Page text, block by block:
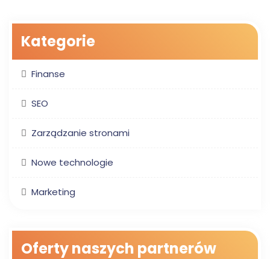
Kategorie
Finanse
SEO
Zarządzanie stronami
Nowe technologie
Marketing
Oferty naszych partnerów